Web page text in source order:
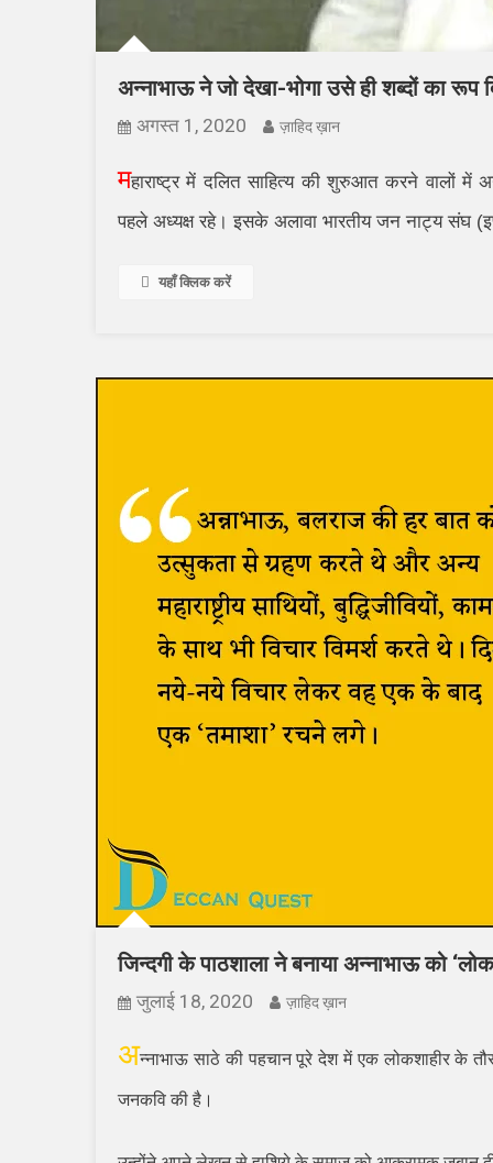
अन्नाभाऊ ने जो देखा-भोगा उसे ही शब्दों का रूप
अगस्त 1, 2020 ज़ाहिद ख़ान
महाराष्ट्र में दलित साहित्य की शुरुआत करने वालों
पहले अध्यक्ष रहे। इसके अलावा भारतीय जन नाट्य संघ
यहाँ क्लिक करें
जिन्दगी के पाठशाला ने बनाया अन्नाभाऊ को
जुलाई 18, 2020 ज़ाहिद ख़ान
अन्नाभाऊ साठे की पहचान पूरे देश में एक लोकशाहीर के
जनकवि की है।